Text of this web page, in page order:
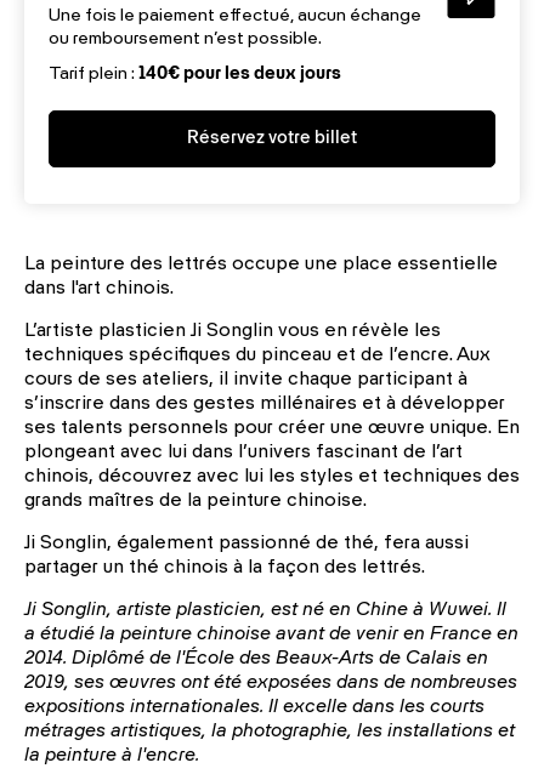
Une fois le paiement effectué, aucun échange
ou remboursement n’est possible.
Tarif plein : 140€ pour les deux jours
Réservez votre billet
La peinture des lettrés occupe une place essentielle
dans l'art chinois.
L’artiste plasticien Ji Songlin vous en révèle les
techniques spécifiques du pinceau et de l’encre. Aux
cours de ses ateliers, il invite chaque participant à
s’inscrire dans des gestes millénaires et à développer
ses talents personnels pour créer une œuvre unique. En
plongeant avec lui dans l’univers fascinant de l’art
chinois, découvrez avec lui les styles et techniques des
grands maîtres de la peinture chinoise.
Ji Songlin, également passionné de thé, fera aussi
partager un thé chinois à la façon des lettrés.
Ji Songlin, artiste plasticien, est né en Chine à Wuwei. Il
a étudié la peinture chinoise avant de venir en France en
2014. Diplômé de l'École des Beaux-Arts de Calais en
2019, ses œuvres ont été exposées dans de nombreuses
expositions internationales. Il excelle dans les courts
métrages artistiques, la photographie, les installations et
la peinture à l'encre.